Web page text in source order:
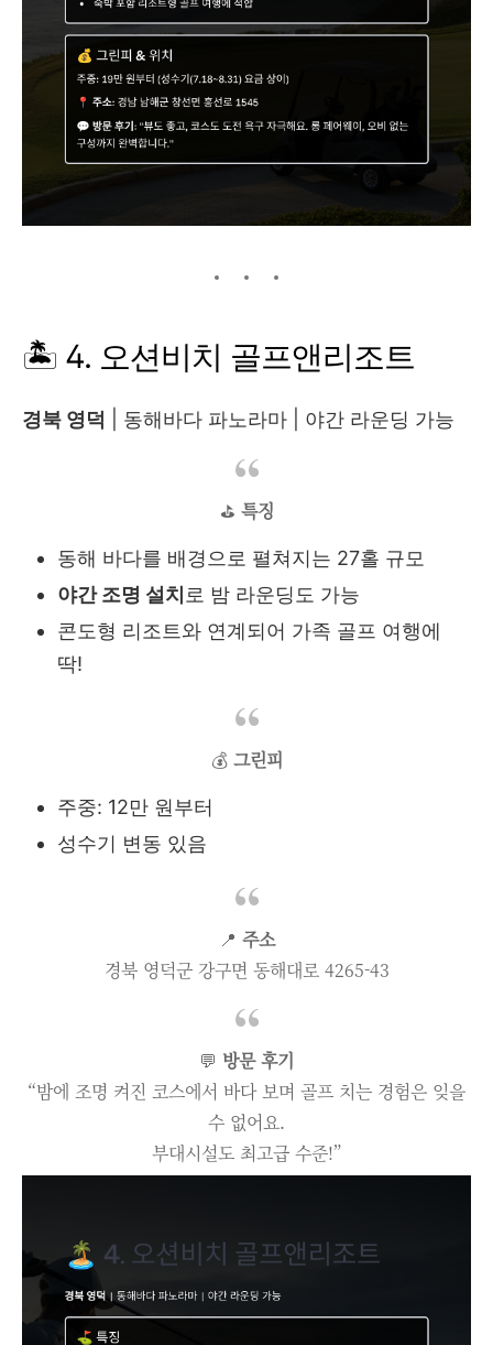
🏝️ 4. 오션비치 골프앤리조트
경북 영덕 | 동해바다 파노라마 | 야간 라운딩 가능
⛳ 특징
동해 바다를 배경으로 펼쳐지는 27홀 규모
야간 조명 설치 로 밤 라운딩도 가능
콘도형 리조트와 연계되어 가족 골프 여행에
딱!
💰 그린피
주중: 12만 원부터
성수기 변동 있음
📍 주소
경북 영덕군 강구면 동해대로 4265-43
💬 방문 후기
“밤에 조명 켜진 코스에서 바다 보며 골프 치는 경험은 잊을
수 없어요.
부대시설도 최고급 수준!”